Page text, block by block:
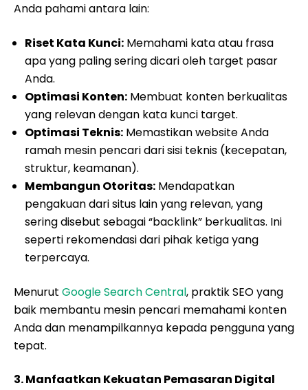
Anda pahami antara lain:
Riset Kata Kunci: Memahami kata atau frasa
apa yang paling sering dicari oleh target pasar
Anda.
Optimasi Konten: Membuat konten berkualitas
yang relevan dengan kata kunci target.
Optimasi Teknis: Memastikan website Anda
ramah mesin pencari dari sisi teknis (kecepatan,
struktur, keamanan).
Membangun Otoritas: Mendapatkan
pengakuan dari situs lain yang relevan, yang
sering disebut sebagai “backlink” berkualitas. Ini
seperti rekomendasi dari pihak ketiga yang
terpercaya.
Menurut Google Search Central, praktik SEO yang
baik membantu mesin pencari memahami konten
Anda dan menampilkannya kepada pengguna yang
tepat.
3. Manfaatkan Kekuatan Pemasaran Digital